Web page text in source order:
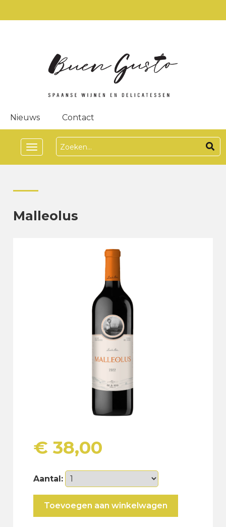
Nieuws Contact
Toggle
Malleolus
€ 38,00
Aantal:
aantal
Toevoegen aan winkelwagen